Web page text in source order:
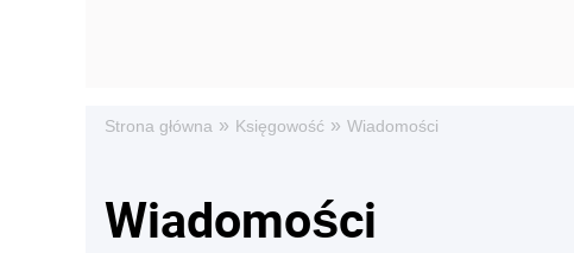
Strona główna » Księgowość » Wiadomości
Wiadomości